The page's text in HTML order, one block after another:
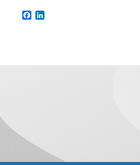
Facebook